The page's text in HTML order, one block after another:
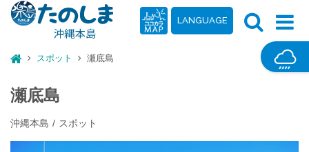
LANGUAGE
スポット 瀬底島
瀬底島
沖縄本島 スポット